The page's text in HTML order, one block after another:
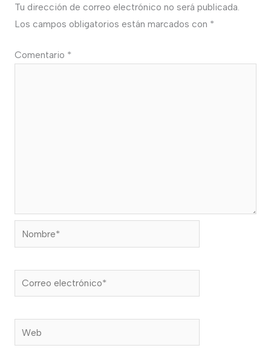
Tu dirección de correo electrónico no será publicada.
Los campos obligatorios están marcados con *
Comentario *
Nombre*
Correo
electrónico*
Web